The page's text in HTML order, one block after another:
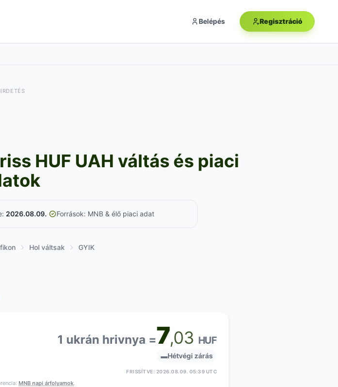
Belépés Regisztráció
HUF UAH váltás és piaci
2026.08.09.· Források: MNB & élő piaci adat
Hol váltsak GYIK
1 ukrán hrivnya =7,03 HUF
▬Hétvégi zárás
FRISSÍTVE: 2026.08.09. 05:39 UTC
MNB napi árfolyamok.